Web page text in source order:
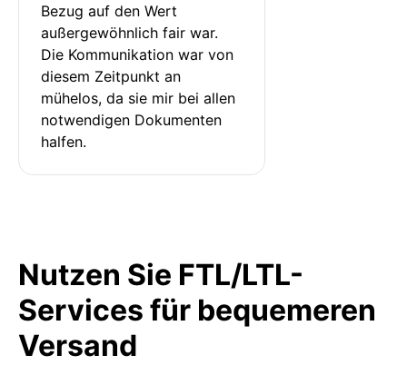
Bezug auf den Wert
außergewöhnlich fair war.
Die Kommunikation war von
diesem Zeitpunkt an
mühelos, da sie mir bei allen
notwendigen Dokumenten
halfen.
Nutzen Sie FTL/LTL-
Services für bequemeren
Versand